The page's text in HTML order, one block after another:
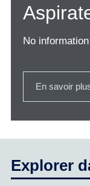
No
En savoir
Explorer